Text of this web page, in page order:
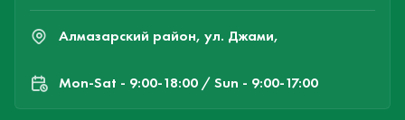
Алмазарский район, ул. Джами,
Mon-Sat - 9:00-18:00 / Sun - 9:00-17:00